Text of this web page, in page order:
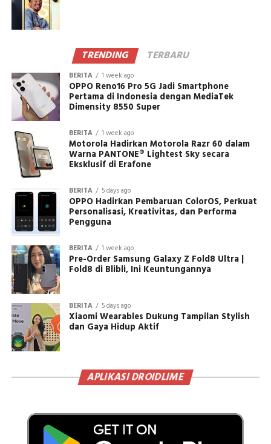
TRENDING TERBARU
BERITA 1 week ago
OPPO Reno16 Pro 5G Jadi Smartphone
Pertama di Indonesia dengan MediaTek
Dimensity 8550 Super
BERITA 1 week ago
Motorola Hadirkan Motorola Razr 60 dalam
Warna PANTONE® Lightest Sky secara
Eksklusif di Erafone
BERITA 5 days ago
OPPO Hadirkan Pembaruan ColorOS, Perkuat
Personalisasi, Kreativitas, dan Performa
Pengguna
BERITA 1 week ago
Pre-Order Samsung Galaxy Z Fold8 Ultra |
Fold8 di Blibli, Ini Keuntungannya
BERITA 5 days ago
Xiaomi Wearables Dukung Tampilan Stylish
dan Gaya Hidup Aktif
APLIKASI DROIDLIME